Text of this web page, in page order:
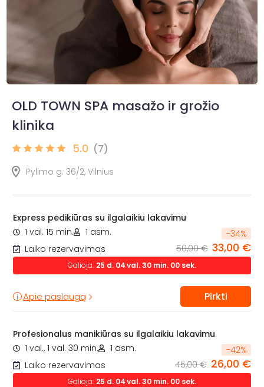
OLD TOWN SPA masažo ir grožio
klinika
5.0 (7)
Pylimo g. 36/2, Vilnius
Express pedikiūras su ilgalaikiu lakavimu
1 val. 15 min.
1 asm.
Laiko rezervavimas
-34%
50,00 € 33,00 €
Galioja: 25 d. 04val. 29 min. 59 sek.
Apie paslaugą Pirkti
Profesionalus manikiūras su ilgalaikiu lakavimu
1 val., 1 val. 30 min.
1 asm.
Laiko rezervavimas
-42%
45,00 € 26,00 €
Galioja: 25 d. 04val. 29 min. 59 sek.